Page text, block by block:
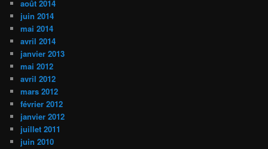
août 2014
juin 2014
mai 2014
avril 2014
janvier 2013
mai 2012
avril 2012
mars 2012
février 2012
janvier 2012
juillet 2011
juin 2010